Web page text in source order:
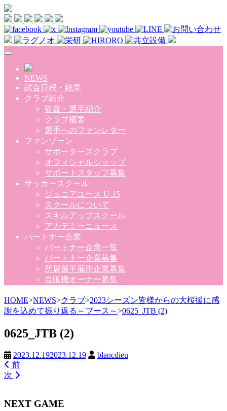
Skip to main content
NEWS
試合日程・結果
クラブ紹介
監督・選手紹介
クラブ概要
選手へのファンレター
ファンゾーン
サポーターズクラブ
オフィシャルショップ
サポートスタッフ募集
サッカースクール
ジュニアユース U-15
スクールについて
スキルアップスクール
アカデミーニュース
パートナー企業
パートナー企業一覧
パートナー企業募集
所属選手雇用企業募集
自販機オーナー募集
HOME>NEWS>クラブ>2023シーズン皆様からの大桜援に感
謝を込めて振り返る～ブース～>0625_JTB (2)
0625_JTB (2)
2023.12.192023.12.19
blancdieu
前
次
NEXT GAME